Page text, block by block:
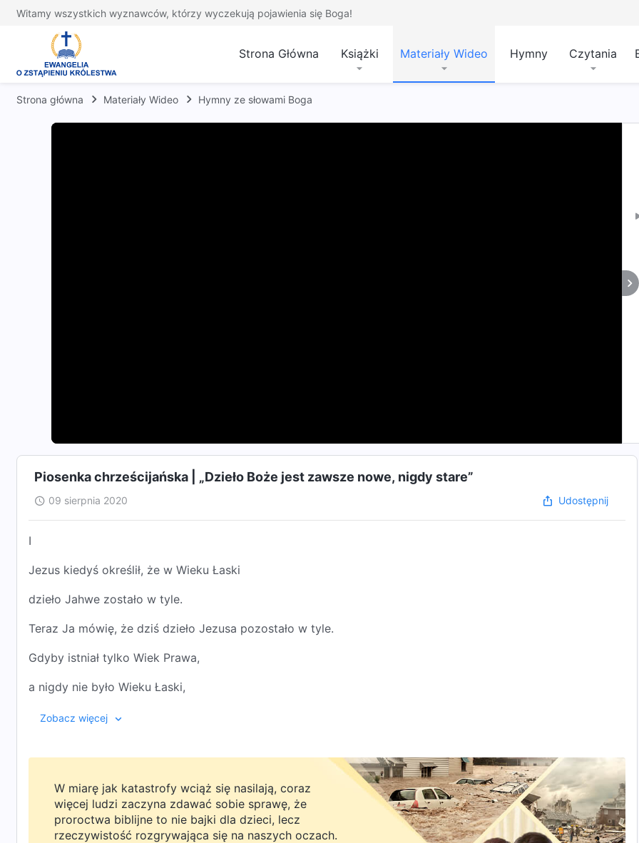
Witamy wszystkich wyznawców, którzy wyczekują pojawienia się Boga!
Strona Główna Książki Materiały Wideo Hymny Czytania
Strona główna Materiały Wideo Hymny ze słowami Boga
Piosenka chrześcijańska | „Dzieło Boże jest zawsze nowe, nigdy stare”
09 sierpnia 2020 Udostępnij
Ⅰ
Jezus kiedyś określił, że w Wieku Łaski
dzieło Jahwe zostało w tyle.
Teraz Ja mówię, że dziś dzieło Jezusa pozostało w tyle.
Gdyby istniał tylko Wiek Prawa,
a nigdy nie było Wieku Łaski,
Jezus nie mógłby zostać ukrzyżowany,
Moje dzieło stale się zmienia
i Ja też nowe słowa mówię, nowe dzieło czynię co dzień.
Zobacz więcej
W miarę jak katastrofy wciąż się nasilają, coraz
więcej ludzi zaczyna zdawać sobie sprawę, że
proroctwa biblijne to nie bajki dla dzieci, lecz
rzeczywistość rozgrywająca się na naszych oczach.